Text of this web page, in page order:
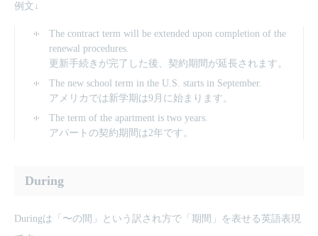
例文↓
The contract term will be extended upon completion of the
renewal procedures.
更新手続きが完了した後、契約期間が延長されます。
The new school term in the U.S. starts in September.
アメリカでは新学期は9月に始まります。
The term of the apartment is two years.
アパートの契約期間は2年です。
During
Duringは「〜の間」という訳され方で「期間」を表せる英語表現